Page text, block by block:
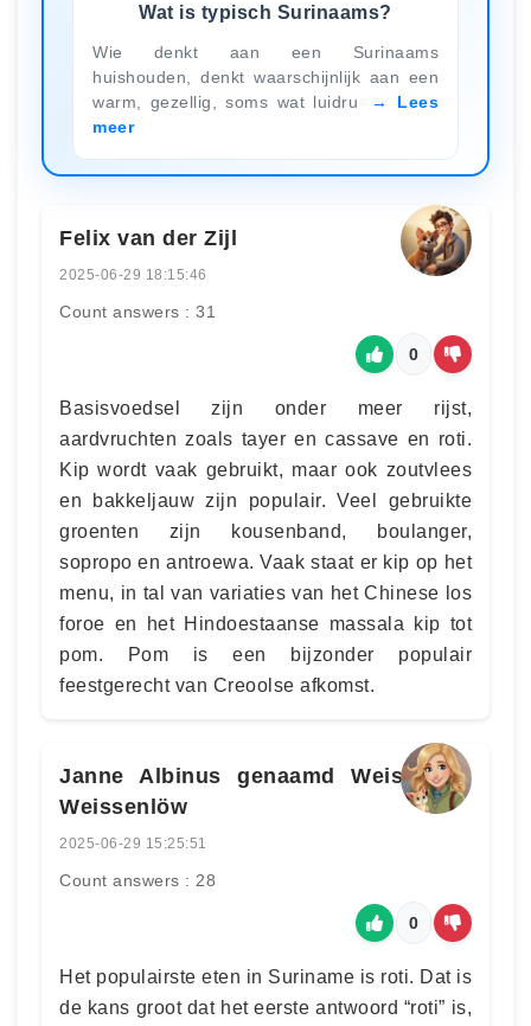
Wat is typisch Surinaams?
Wie denkt aan een Surinaams
huishouden, denkt waarschijnlijk aan een
warm, gezellig, soms wat luidru
Lees
meer
Felix van der Zijl
2025-06-29 18:15:46
Count answers : 31
0
Basisvoedsel zijn onder meer rijst,
aardvruchten zoals tayer en cassave en roti.
Kip wordt vaak gebruikt, maar ook zoutvlees
en bakkeljauw zijn populair. Veel gebruikte
groenten zijn kousenband, boulanger,
sopropo en antroewa. Vaak staat er kip op het
menu, in tal van variaties van het Chinese los
foroe en het Hindoestaanse massala kip tot
pom. Pom is een bijzonder populair
feestgerecht van Creoolse afkomst.
Janne Albinus genaamd Weiss von
Weissenlöw
2025-06-29 15:25:51
Count answers : 28
0
Het populairste eten in Suriname is roti. Dat is
de kans groot dat het eerste antwoord “roti” is,